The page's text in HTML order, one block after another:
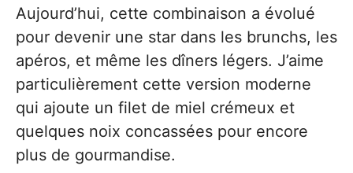
Aujourd’hui, cette combinaison a évolué
pour devenir une star dans les brunchs, les
apéros, et même les dîners légers. J’aime
particulièrement cette version moderne
qui ajoute un filet de miel crémeux et
quelques noix concassées pour encore
plus de gourmandise.